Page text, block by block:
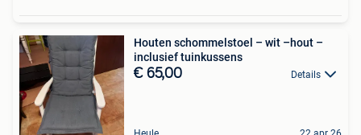
Houten schommelstoel – wit –hout –
inclusief tuinkussens
€ 65,00 Details